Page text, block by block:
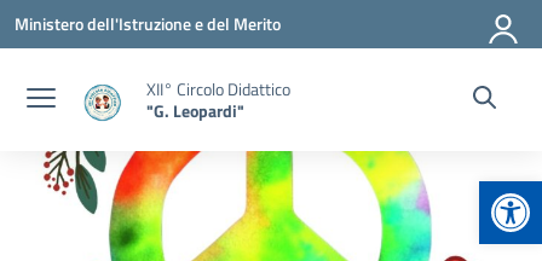
Vai ai contenuti
Vai al menu di navigazione
Vai al footer
Ministero dell'Istruzione e del Merito
XII° Circolo Didattico
"G. Leopardi"